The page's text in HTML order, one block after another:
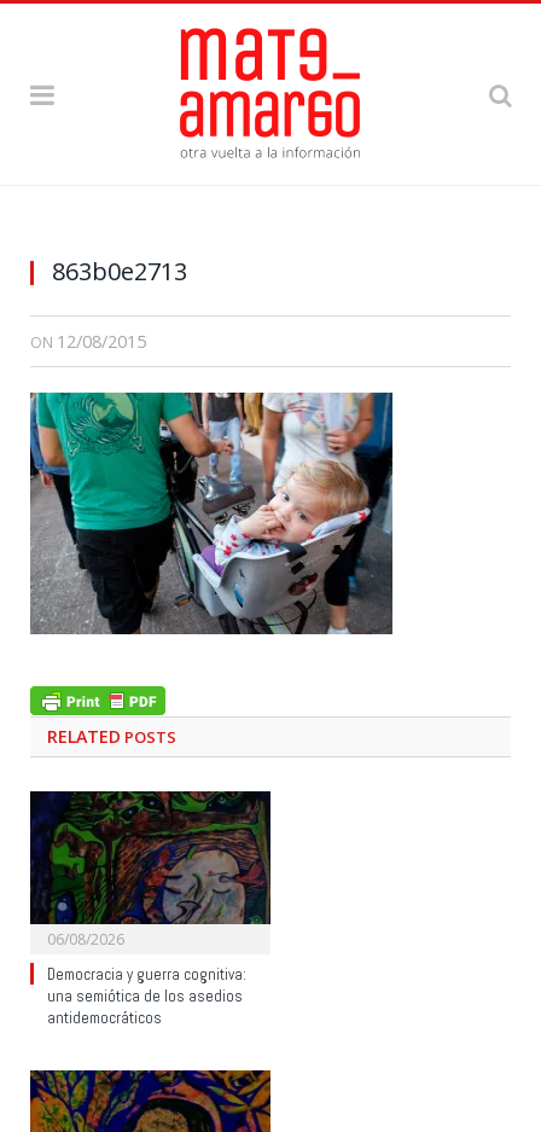
863b0e2713
ON 12/08/2015
RELATED POSTS
06/08/2026
Democracia y guerra cognitiva:
una semiótica de los asedios
antidemocráticos